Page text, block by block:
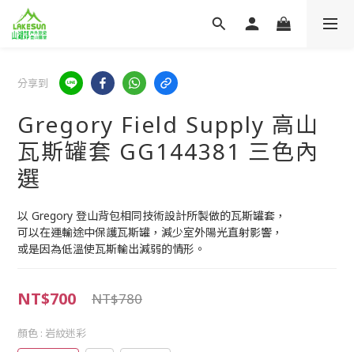
分享到
Gregory Field Supply 高山
瓦斯罐套 GG144381 三色內
選
以 Gregory 登山背包相同技術設計所製做的瓦斯罐套，
可以在運輸途中保護瓦斯罐，減少室外陽光直射影響，
或是因為低溫使瓦斯輸出減弱的情形。
NT$700 NT$780
顏色 : 岩紋迷彩